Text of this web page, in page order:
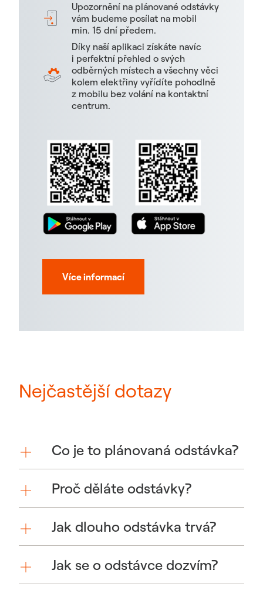
Upozornění na plánované odstávky
vám budeme posílat na mobil
min. 15 dní předem.
Díky naší aplikaci získáte navíc
i perfektní přehled o svých
odběrných místech a všechny věci
kolem elektřiny vyřídíte pohodlně
z mobilu bez volání na kontaktní
centrum.
Více informací
Nejčastější dotazy
Co je to plánovaná odstávka?
Proč děláte odstávky?
Jak dlouho odstávka trvá?
Jak se o odstávce dozvím?